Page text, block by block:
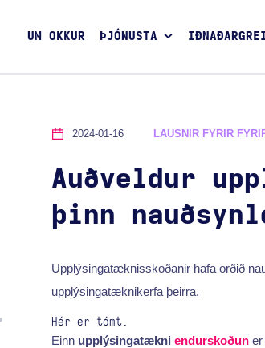
UM OKKUR ÞJÓNUSTA
2024-01-16 LAUSNIR FYRIR
Auðveldur
þinn
Upplýsingatæknisskoðanir hafa orðið
upplýsingatæknikerfa þeirra.
Hér er tómt.
Einn upplýsingatækni endurskoðuner